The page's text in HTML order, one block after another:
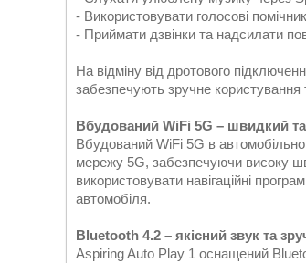
- Використовувати голосові
- Приймати дзвінки та надсилати
На відміну від дротового
забезпечують зручне
Вбудований WiFi 5G – швидкий та
Вбудований WiFi 5G в
мережу 5G, забезпечуючи високу
використовувати навігаційні
автомобіля.
Bluetooth 4.2 – якісний звук та
Aspiring Auto Play 1 оснащений